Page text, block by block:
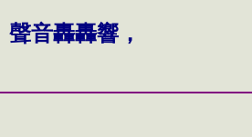
聲音轟轟響，